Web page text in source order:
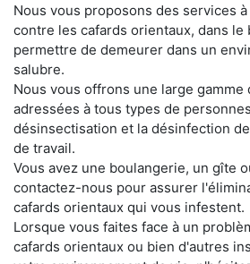
Nous vous proposons des services
contre les cafards orientaux, dans le
permettre de demeurer dans un
salubre.
Nous vous offrons une large gamme
adressées à tous types de
désinsectisation et la désinfection
de travail.
Vous avez une boulangerie, un gîte
contactez-nous pour assurer
cafards orientaux qui vous infestent.
Lorsque vous faites face à un
cafards orientaux ou bien d'autres